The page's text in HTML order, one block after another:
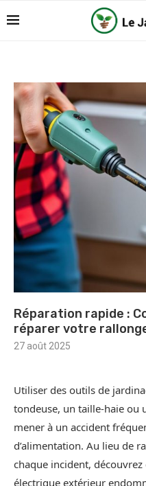
Réparation rapide :
réparer votre
27 août 2025
Utiliser des outils de
tondeuse, un taille-haie ou
mener à un accident
d’alimentation. Au lieu de
chaque incident,
électrique extérieur